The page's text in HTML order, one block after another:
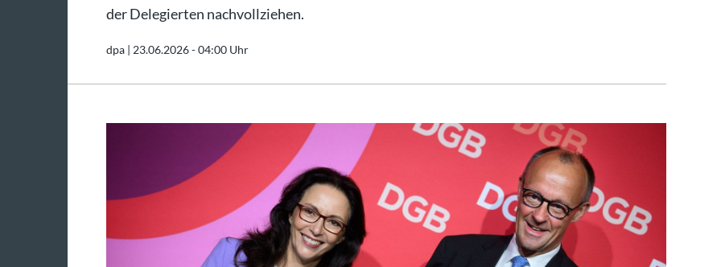
der Delegierten nachvollziehen.
dpa | 23.06.2026 - 04:00 Uhr